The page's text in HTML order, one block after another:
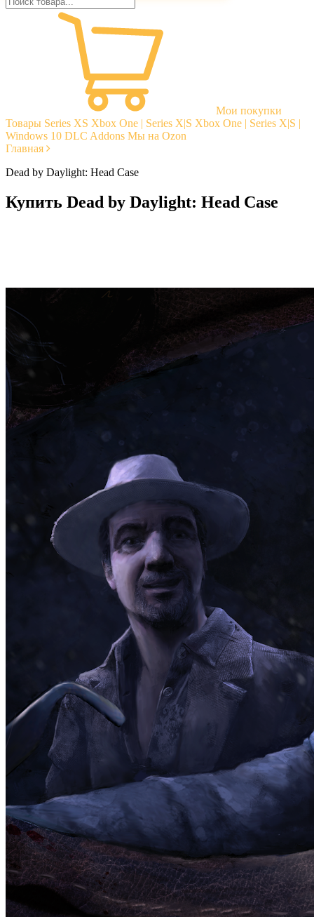
Мои покупки
Товары Series XS Xbox One | Series X|S Xbox One | Series X|S |
Windows 10 DLC Addons Мы на Ozon
Главная
Dead by Daylight: Head Case
Купить Dead by Daylight: Head Case